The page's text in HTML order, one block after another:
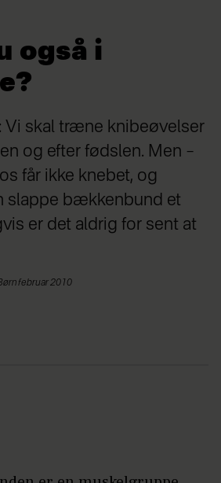
også i
Vi skal træne knibeøvelser
og efter fødslen. Men –
får ikke knebet, og
slappe bækkenbund et
er det aldrig for sent at
februar 2010